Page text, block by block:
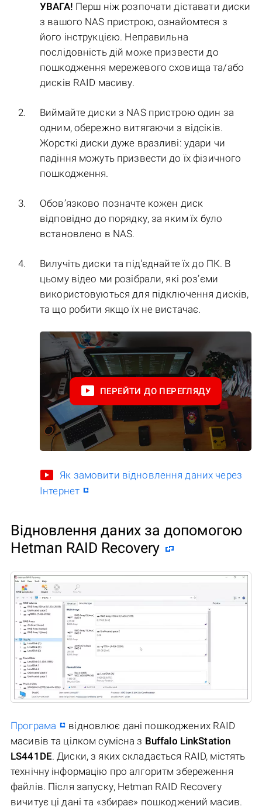
УВАГА! Перш ніж розпочати діставати диски
з вашого NAS пристрою, ознайомтеся з
його інструкцією. Неправильна
послідовність дій може призвести до
пошкодження мережевого сховища та/або
дисків RAID масиву.
Виймайте диски з NAS пристрою один за
одним, обережно витягаючи з відсіків.
Жорсткі диски дуже вразливі: удари чи
падіння можуть призвести до їх фізичного
пошкодження.
Обов’язково позначте кожен диск
відповідно до порядку, за яким їх було
встановлено в NAS.
Вилучіть диски та під'єднайте їх до ПК. В
цьому відео ми розібрали, які роз’єми
використовуються для підключення дисків,
та що робити якщо їх не вистачає.
ПЕРЕЙТИ ДО ПЕРЕГЛЯДУ
Як замовити відновлення даних через
Інтернет
Відновлення даних за допомогою
Hetman RAID Recovery
Програма
відновлює дані пошкоджених RAID
масивів та цілком сумісна з Buffalo LinkStation
LS441DE. Диски, з яких складається RAID, містять
технічну інформацію про алгоритм збереження
файлів. Після запуску, Hetman RAID Recovery
вичитує ці дані та «збирає» пошкоджений масив.